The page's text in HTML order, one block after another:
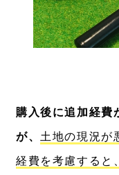
購入後に追加経費
が、 土地の現況が
経費を考慮すると